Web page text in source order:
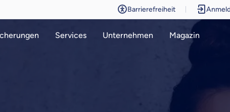
Barrierefreiheit
Services Unternehmen Magazin